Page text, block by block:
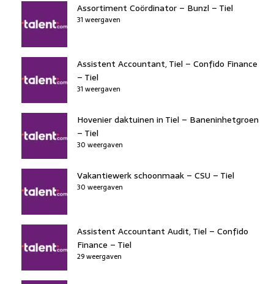
Assortiment Coördinator – Bunzl – Tiel
31 weergaven
Assistent Accountant, Tiel – Confido Finance
– Tiel
31 weergaven
Hovenier daktuinen in Tiel – Baneninhetgroen
– Tiel
30 weergaven
Vakantiewerk schoonmaak – CSU – Tiel
30 weergaven
Assistent Accountant Audit, Tiel – Confido
Finance – Tiel
29 weergaven